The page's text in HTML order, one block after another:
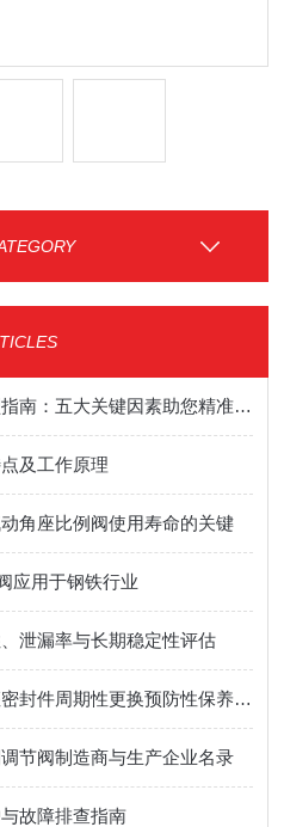
气动高压针型调节阀​选型指南：五大关键因素助您精准选配
及工作原理
角座比例阀使用寿命的关键
应用于钢铁行业
泄漏率与长期稳定性评估
气动隔膜阀隔膜片、阀座密封件周期性更换预防性保养规范
节阀制造商与生产企业名录
故障排查指南